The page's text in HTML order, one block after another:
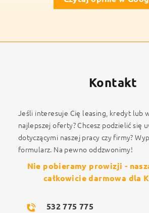
Kontakt
Jeśli interesuje Cię leasing, kredyt lub
najlepszej oferty? Chcesz podzielić się
dotyczącymi naszej pracy czy firmy?
formularz. Na pewno oddzwonimy!
Nie pobieramy prowizji -
całkowicie darmowa dla
532 775 775